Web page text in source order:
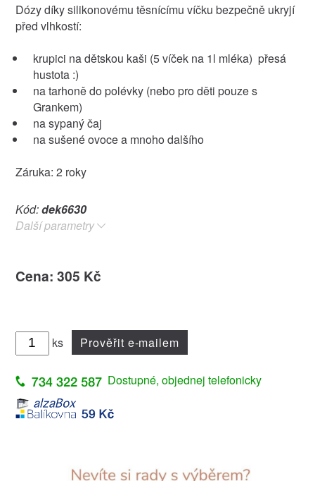
Dózy díky silikonovému těsnícímu víčku bezpečně ukryjí
před vlhkostí:
krupici na dětskou kaši (5 víček na 1l mléka) přesá
hustota :)
na tarhoně do polévky (nebo pro děti pouze s
Grankem)
na sypaný čaj
na sušené ovoce a mnoho dalšího
Záruka: 2 roky
Kód:dek6630
Další parametry
Cena: 305 Kč
ks Prověřit e-mailem
Dostupné, objednej telefonicky